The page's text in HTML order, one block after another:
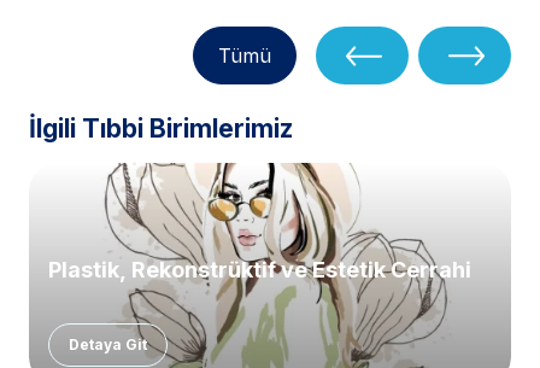
Tümü
İlgili Tıbbi Birimlerimiz
Plastik, Rekonstrüktif ve Estetik Cerrahi
Detaya Git